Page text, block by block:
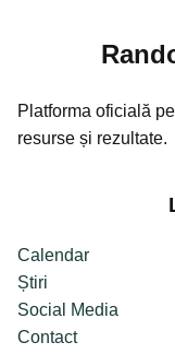
Platforma oficială
resurse și rezultate.
Calendar
Știri
Social Media
Contact